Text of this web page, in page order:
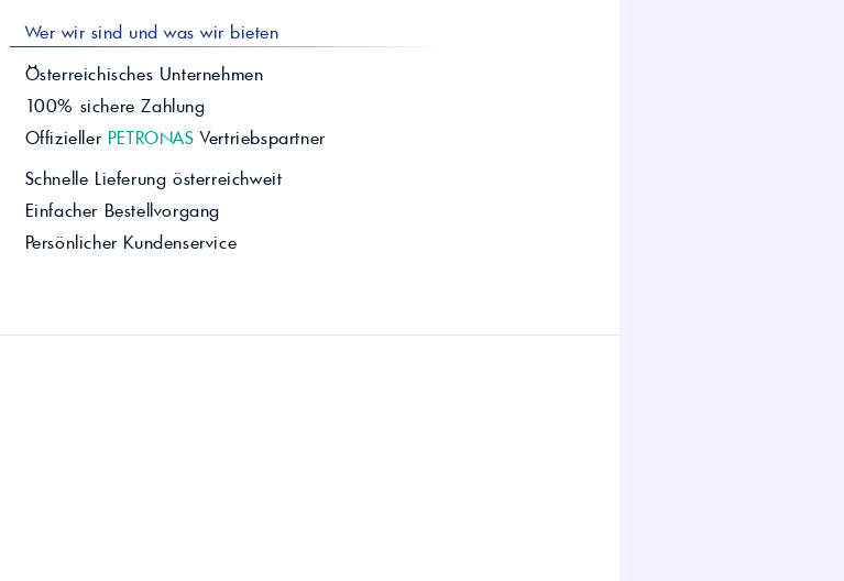
Wer wir sind und was wir bieten
Österreichisches Unternehmen
100% sichere Zahlung
Offizieller PETRONAS Vertriebspartner
Schnelle Lieferung österreichweit
Einfacher Bestellvorgang
Persönlicher Kundenservice